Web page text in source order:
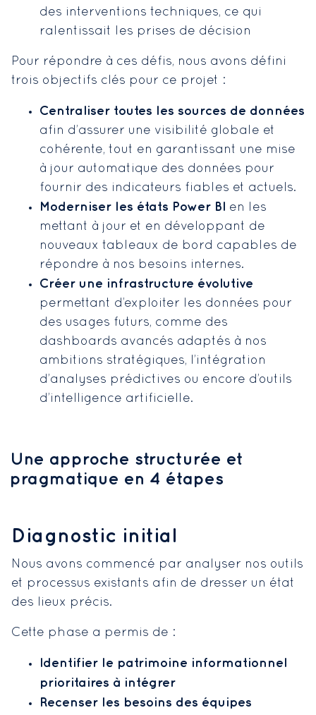
des interventions techniques, ce qui
ralentissait les prises de décision
Pour répondre à ces défis, nous avons défini
trois objectifs clés pour ce projet :
Centraliser toutes les sources de données
afin d’assurer une visibilité globale et
cohérente, tout en garantissant une mise
à jour automatique des données pour
fournir des indicateurs fiables et actuels.
Moderniser les états Power BI
en les
mettant à jour et en développant de
nouveaux tableaux de bord capables de
répondre à nos besoins internes.
Créer une infrastructure évolutive
permettant d’exploiter les données pour
des usages futurs, comme des
dashboards avancés adaptés à nos
ambitions stratégiques, l’intégration
d’analyses prédictives ou encore d’outils
d’intelligence artificielle.
Une approche structurée et
pragmatique en 4 étapes
Diagnostic initial
Nous avons commencé par analyser nos outils
et processus existants afin de dresser un état
des lieux précis.
Cette phase a permis de :
Identifier le patrimoine informationnel
prioritaires à intégrer
Recenser les besoins des équipes